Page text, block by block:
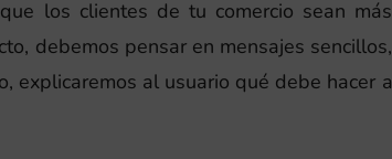
los clientes de tu comercio sean más
debemos pensar en mensajes sencillos,
explicaremos al usuario qué debe hacer a